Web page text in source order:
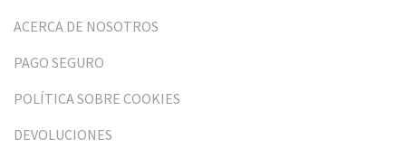
ACERCA DE NOSOTROS
PAGO SEGURO
POLÍTICA SOBRE COOKIES
DEVOLUCIONES